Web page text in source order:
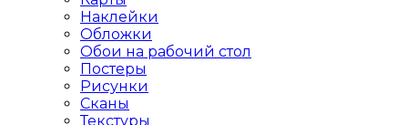
Наклейки
Обложки
Обои на рабочий стол
Постеры
Рисунки
Сканы
Текстуры